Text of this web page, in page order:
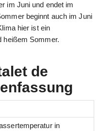
im Juni und endet im
beginnt auch im Juni
hier ist ein
heißem Sommer.
de
in